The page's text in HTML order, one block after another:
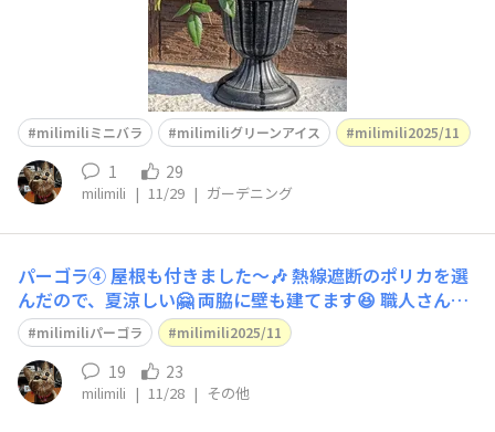
milimiliミニバラ milimiliグリーンアイス milimili2025/11
1 29
milimili | 11/29 | ガーデニング
パーゴラ④ 屋根も付きました〜🎶 熱線遮断のポリカを選
んだので、夏涼しい🤗 両脇に壁も建てます😆 職人さんお
疲れさまです！ mahalo♡
milimiliパーゴラ milimili2025/11
19 23
milimili | 11/28 | その他